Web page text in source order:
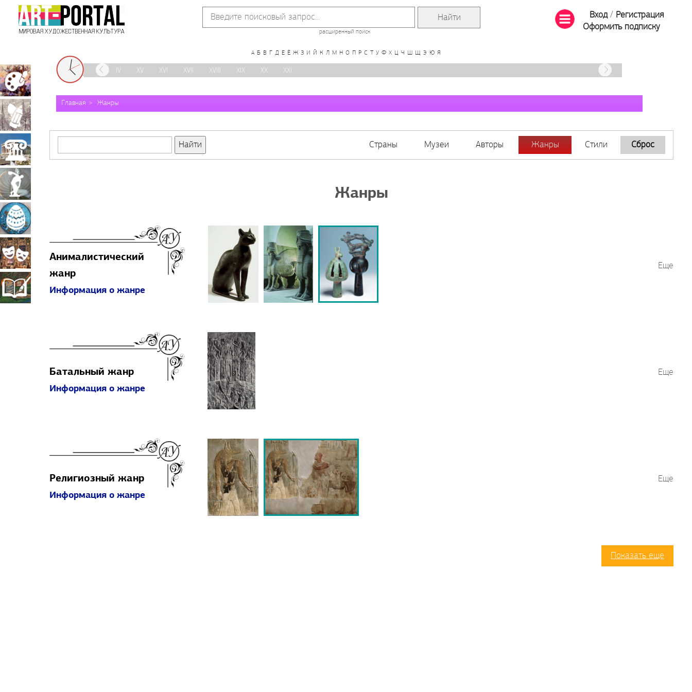
расширенный поиск
Вход/ Регистрация
Оформить подписку
А Б В Г Д Е Ё Ж З И Й К Л М Н О П Р С Т У Ф Х Ц Ч Ш Щ Э Ю Я
IX X XII XIII XIV XV XVI XVII XVIII XIX XX XXI
Главная Жанры
Страны Музеи Авторы Жанры Стили Сброс
Жанры
Анималистический
жанр
Информация о жанре
Еще
Батальный жанр
Информация о жанре
Еще
Религиозный жанр
Информация о жанре
Еще
Показать еще
Живопись
Графика
Театрально-
декорационное
Книжная